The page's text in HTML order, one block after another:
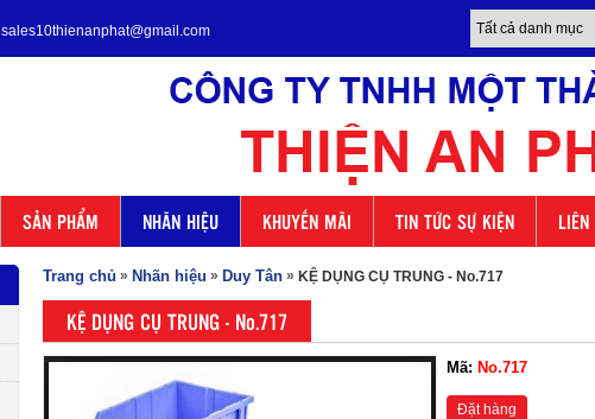
sales10thienanphat@gmail.com
SẢN PHẨM NHÃN HIỆU KHUYẾN MÃI TIN TỨC SỰ KIỆN LIÊN
Trang chủ » Nhãn hiệu » Duy Tân » KỆ DỤNG CỤ TRUNG - No.717
KỆ DỤNG CỤ TRUNG - No.717
Mã: No.717
Đặt hàng